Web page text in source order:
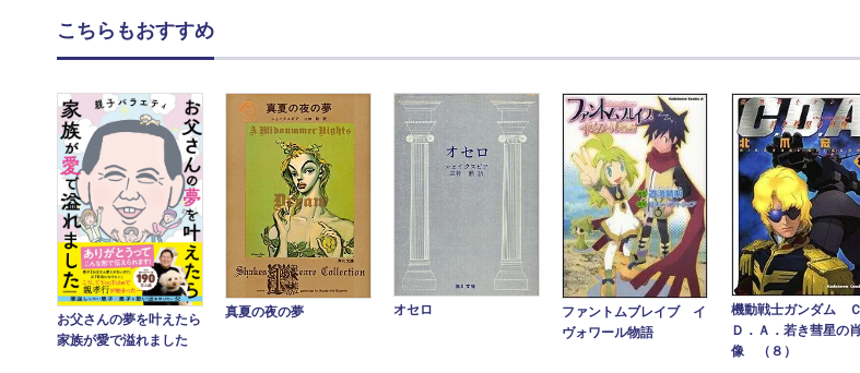
こちらもおすすめ
お父さんの夢を叶えたら
家族が愛で溢れました
真夏の夜の夢 オセロ
ファントムブレイブ イ
ヴォワール物語
機動戦士ガンダム Ｃ
Ｄ．Ａ．若き彗星の肖
像 （８）